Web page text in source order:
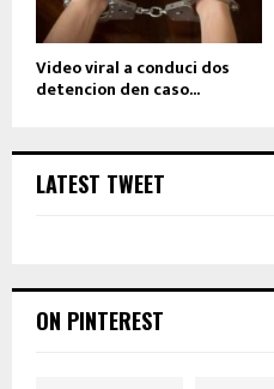
Video viral a conduci dos
detencion den caso...
LATEST TWEET
ON PINTEREST